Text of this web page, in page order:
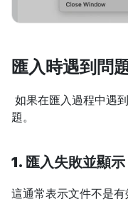
匯入時遇到問
題。
1. 匯入失敗並顯
這通常表示文件不是